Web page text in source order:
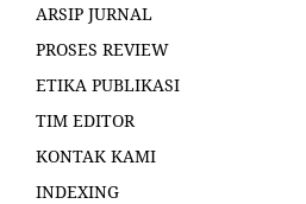
ARSIP JURNAL
PROSES REVIEW
ETIKA PUBLIKASI
TIM EDITOR
KONTAK KAMI
INDEXING